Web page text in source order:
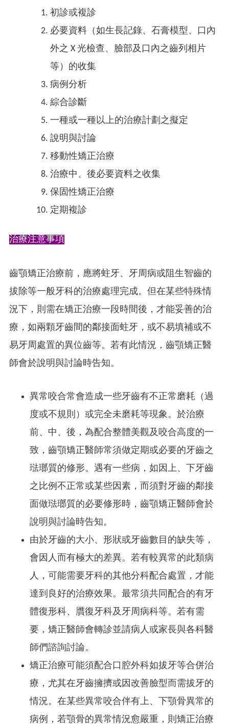
初診或複診
必要資料（如生長記錄、石膏模型、口內
外之 X 光檢查、臉部及口內之齒列相片
等）的收集
病例分析
綜合診斷
一種或一種以上的治療計劃之擬定
說明與討論
移動性矯正治療
治療中、後必要資料之收集
保固性矯正治療
定期複診
治療注意事項
齒顎矯正治療前，應將蛀牙、牙周病或阻生智齒的
拔除等一般牙科的治療處理完成。但在某些特殊情
況下，則需在矯正治療一段時間後，才能妥善的治
療，如兩顆牙齒間的鄰接面蛀牙，或不易填補或不
易牙周處置的異位齒等。若有此情況，齒顎矯正醫
師會於說明與討論時告知。
異常咬合常會造成一些牙齒有不正常磨耗（過
度或不規則）或完全未磨耗等現象。於治療
前、中、後，為配合整體美觀及咬合高度的一
致，齒顎矯正醫師常須做定期或必要的牙齒之
琺瑯質的修形。遇有一些病，如因上、下牙齒
之比例不正常或某些因素，而須對牙齒的鄰接
面做琺瑯質的必要修形時，齒顎矯正醫師會於
說明與討論時告知。
由於牙齒的大小、形狀或牙齒數目的缺失等，
會因人而有極大的差異。若有較異常的此類病
人，可能需要牙科的其他分科配合處置，才能
達到良好的治療效果。最常須共同配合的有牙
體復形科、贋復牙科及牙周病科等。若有需
要，矯正醫師會轉診並請病人或家長與各科醫
師們諮詢討論。
矯正治療可能須配合口腔外科如拔牙等合併治
療，尤其在牙齒擁擠或因改善臉型而需拔牙的
情況。在某些異常咬合伴有上、下顎骨異常的
病例，若顎骨的異常情況愈嚴重，則矯正治療